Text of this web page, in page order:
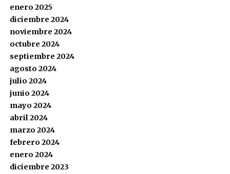
enero 2025
diciembre 2024
noviembre 2024
octubre 2024
septiembre 2024
agosto 2024
julio 2024
junio 2024
mayo 2024
abril 2024
marzo 2024
febrero 2024
enero 2024
diciembre 2023